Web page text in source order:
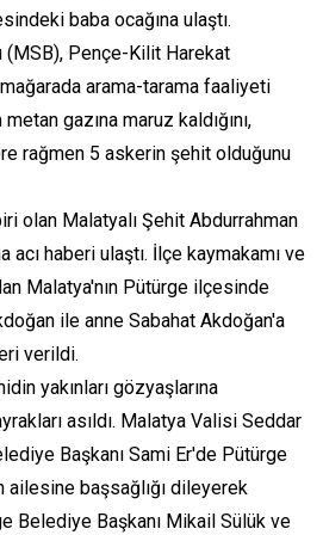
baba ocağına ulaştı.
(MSB), Pençe-Kilit Harekat
arama-tarama faaliyeti
gazına maruz kaldığını,
rağmen 5 askerin şehit olduğunu
olan Malatyalı Şehit Abdurrahman
acı haberi ulaştı. İlçe kaymakamı ve
Malatya'nın Pütürge ilçesinde
ile anne Sabahat Akdoğan'a
verildi.
yakınları gözyaşlarına
asıldı. Malatya Valisi Seddar
Başkanı Sami Er'de Pütürge
başsağlığı dileyerek
Belediye Başkanı Mikail Sülük ve